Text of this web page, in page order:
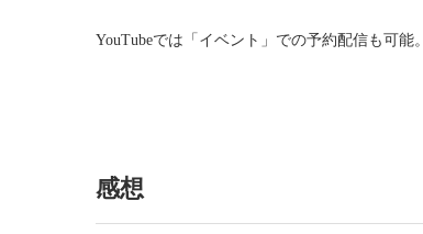
YouTubeでは「イベント」での予約配信も可能。
感想